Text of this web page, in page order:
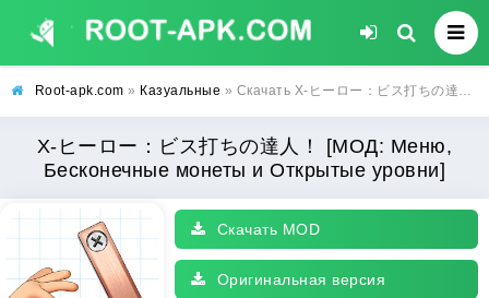
Root-apk.com » Казуальные » Скачать X-ヒーロー：ビス打ちの達人！ [МОД: Меню, Бесконечные монеты и Открытые уровни] | Взлом X-ヒーロー：ビス打ちの達人！ на Андроид
X-ヒーロー：ビス打ちの達人！ [МОД: Меню,
Бесконечные монеты и Открытые уровни]
Скачать MOD
Оригинальная версия